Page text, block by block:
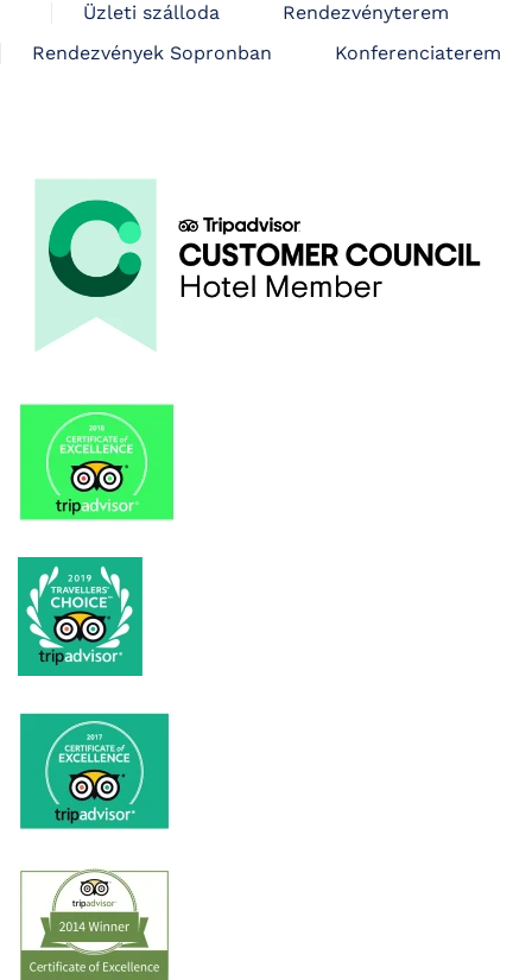
Üzleti szálloda
Rendezvényterem
Rendezvények Sopronban
Konferenciaterem